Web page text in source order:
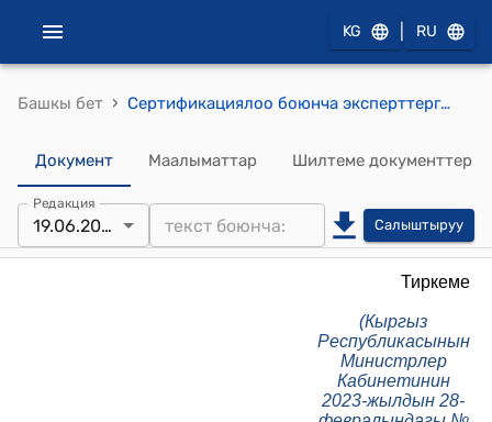
KG RU
Башкы бет › Сертификациялоо боюнча эксперттерге (эксперт-аудиторлорго), сертификациялоо боюнча эксперттердин (эксперт-аудиторлордун) компетенттүүлүгүн ырастоочу органга талаптар, алардын компетенттүүлүгүн ырастоо, сертификациялоо боюнча эксперттердин (эксперт-аудиторлордун) бирдиктүү реестрин түзүү жана жүргүзүү (Кыргыз Республикасынын Министрлер Кабинетинин 2023-жылдын 28 февралындагы № 107 токтому менен бекитилди) тартиби
Документ Маалыматтар Шилтеме документтер
Редакция
19.06.2025 Салыштыруу